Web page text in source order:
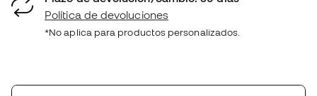
Política de devoluciones
*No aplica para productos personalizados.